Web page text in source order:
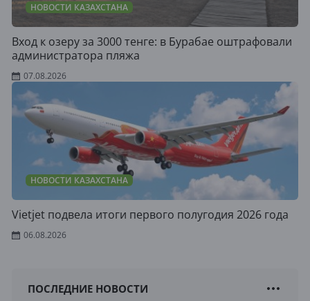
НОВОСТИ КАЗАХСТАНА
Вход к озеру за 3000 тенге: в Бурабае оштрафовали
администратора пляжа
07.08.2026
НОВОСТИ КАЗАХСТАНА
Vietjet подвела итоги первого полугодия 2026 года
06.08.2026
ПОСЛЕДНИЕ НОВОСТИ